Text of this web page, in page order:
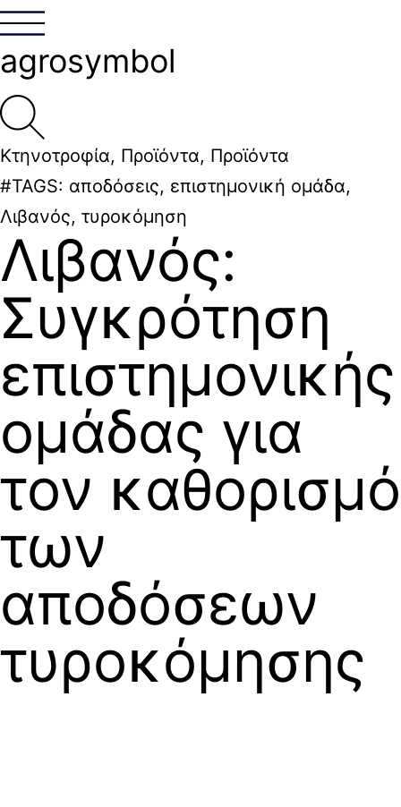
agrosymbol
Κτηνοτροφία, Προϊόντα, Προϊόντα
#TAGS: αποδόσεις, επιστημονική ομάδα,
Λιβανός, τυροκόμηση
Λιβανός:
Συγκρότηση
επιστημονικής
ομάδας για
τον καθορισμό
των
αποδόσεων
τυροκόμησης